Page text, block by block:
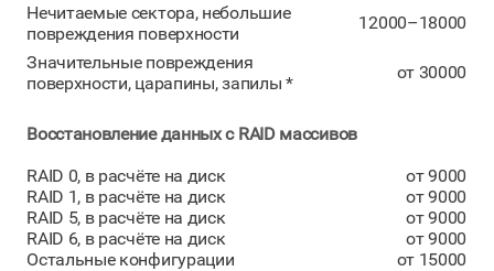
Нечитаемые сектора, небольшие
повреждения поверхности
12000–18000
Значительные повреждения
поверхности, царапины, запилы *
от 30000
Восстановление данных с RAID массивов
RAID 0, в расчёте на диск
от 9000
RAID 1, в расчёте на диск
от 9000
RAID 5, в расчёте на диск
от 9000
RAID 6, в расчёте на диск
от 9000
Остальные конфигурации
от 15000